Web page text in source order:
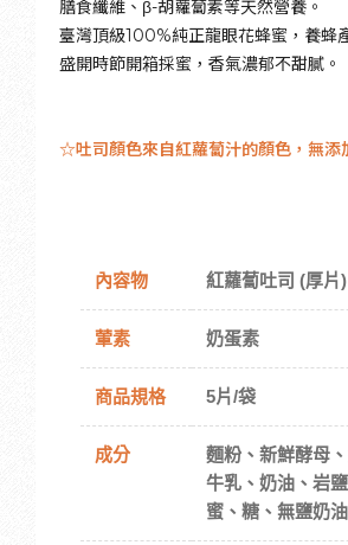
膳食纖維、β-胡蘿蔔素等天然營養。
臺灣頂級100%純正龍眼花蜂蜜，養蜂
盛開時節開箱採蜜，香氣濃郁不甜膩。
☆吐司顏色來自紅蘿蔔汁的顏色，無添
內容物 紅蘿蔔吐司 (厚片)
葷素 奶蛋素
商品規格 5片/袋
成分
麵粉、新鮮酵母
牛乳、奶油、岩
蜜、糖、無鹽奶油